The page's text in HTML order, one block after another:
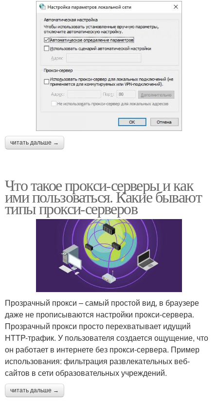
читать дальше →
Что такое прокси-серверы и как
ими пользоваться. Какие бывают
типы прокси-серверов
Прозрачный прокси – самый простой вид, в браузере
даже не прописываются настройки прокси-сервера.
Прозрачный прокси просто перехватывает идущий
HTTP-трафик. У пользователя создается ощущение, что
он работает в интернете без прокси-сервера. Пример
использования: фильтрация развлекательных веб-
сайтов в сети образовательных учреждений.
читать дальше →